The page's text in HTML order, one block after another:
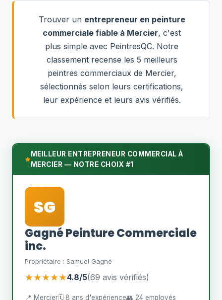
Trouver un entrepreneur en peinture
commerciale fiable à Mercier, c'est
plus simple avec PeintresQC. Notre
classement recense les 5 meilleurs
peintres commerciaux de Mercier,
sélectionnés selon leurs certifications,
leur expérience et leurs avis vérifiés.
MEILLEUR ENTREPRENEUR COMMERCIAL À
MERCIER — NOTRE CHOIX #1
SG
Gagné Peinture Commerciale
inc.
Propriétaire : Samuel Gagné
★★★★★4.8/5(69 avis vérifiés)
📍 Mercier🗓️ 8 ans d'expérience👥 24 employés